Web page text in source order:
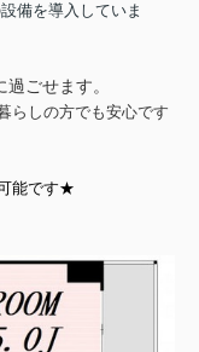
備を導入していま
ごせます。
らしの方でも安心です
能です★